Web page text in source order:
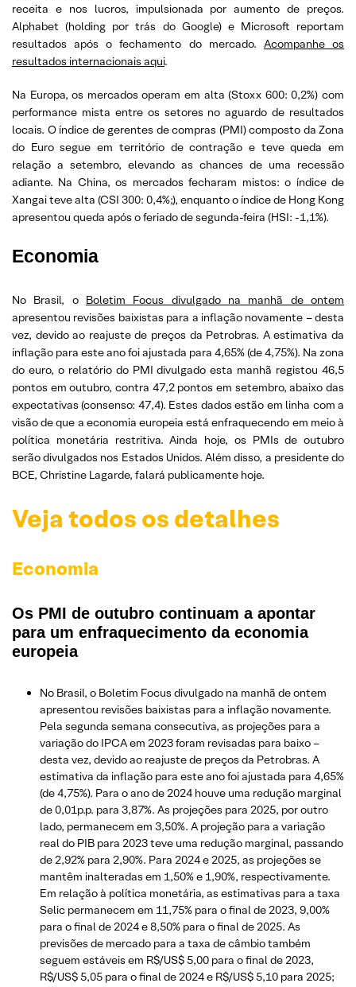
receita e nos lucros, impulsionada por aumento de preços.
Alphabet (holding por trás do Google) e Microsoft reportam
resultados após o fechamento do mercado. Acompanhe os
resultados internacionais aqui.
Na Europa, os mercados operam em alta (Stoxx 600: 0,2%) com
performance mista entre os setores no aguardo de resultados
locais. O índice de gerentes de compras (PMI) composto da Zona
do Euro segue em território de contração e teve queda em
relação a setembro, elevando as chances de uma recessão
adiante. Na China, os mercados fecharam mistos: o índice de
Xangai teve alta (CSI 300: 0,4%;), enquanto o índice de Hong Kong
apresentou queda após o feriado de segunda-feira (HSI: -1,1%).
Economia
No Brasil, o Boletim Focus divulgado na manhã de ontem
apresentou revisões baixistas para a inflação novamente – desta
vez, devido ao reajuste de preços da Petrobras. A estimativa da
inflação para este ano foi ajustada para 4,65% (de 4,75%). Na zona
do euro, o relatório do PMI divulgado esta manhã registou 46,5
pontos em outubro, contra 47,2 pontos em setembro, abaixo das
expectativas (consenso: 47,4). Estes dados estão em linha com a
visão de que a economia europeia está enfraquecendo em meio à
política monetária restritiva. Ainda hoje, os PMIs de outubro
serão divulgados nos Estados Unidos. Além disso, a presidente do
BCE, Christine Lagarde, falará publicamente hoje.
Veja todos os detalhes
Economia
Os PMI de outubro continuam a apontar
para um enfraquecimento da economia
europeia
No Brasil, o Boletim Focus divulgado na manhã de ontem
apresentou revisões baixistas para a inflação novamente.
Pela segunda semana consecutiva, as projeções para a
variação do IPCA em 2023 foram revisadas para baixo –
desta vez, devido ao reajuste de preços da Petrobras. A
estimativa da inflação para este ano foi ajustada para 4,65%
(de 4,75%). Para o ano de 2024 houve uma redução marginal
de 0,01p.p. para 3,87%. As projeções para 2025, por outro
lado, permanecem em 3,50%. A projeção para a variação
real do PIB para 2023 teve uma redução marginal, passando
de 2,92% para 2,90%. Para 2024 e 2025, as projeções se
mantêm inalteradas em 1,50% e 1,90%, respectivamente.
Em relação à política monetária, as estimativas para a taxa
Selic permanecem em 11,75% para o final de 2023, 9,00%
para o final de 2024 e 8,50% para o final de 2025. As
previsões de mercado para a taxa de câmbio também
seguem estáveis em R$/US$ 5,00 para o final de 2023,
R$/US$ 5,05 para o final de 2024 e R$/US$ 5,10 para 2025;